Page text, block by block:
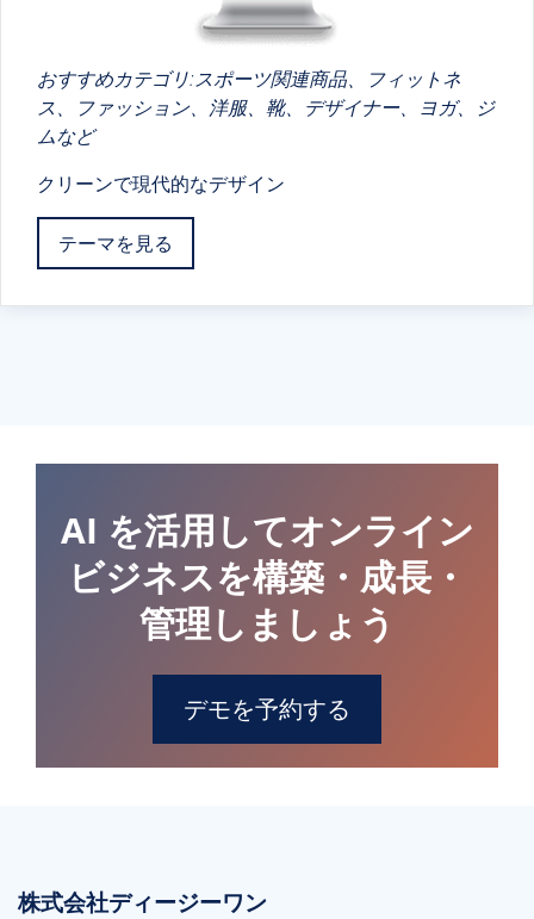
おすすめカテゴリ:スポーツ関連商品、フィットネ
ス、ファッション、洋服、靴、デザイナー、ヨガ、ジ
ムなど
クリーンで現代的なデザイン
テーマを見る
AI を活用してオンライン
ビジネスを構築・成長・
管理しましょう
デモを予約する
株式会社ディージーワン